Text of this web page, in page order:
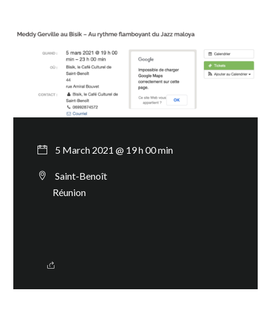
5 March 2021 @ 19 h 00 min
Saint-Benoît
Réunion